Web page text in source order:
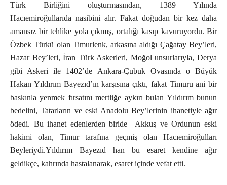
Türk Birliğini oluşturmasından, 1389 Yılında
Hacıemiroğullarıda nasibini alır. Fakat doğudan bir kez daha
amansız bir tehlike yola çıkmış, ortalığı kasıp kavuruyordu. Bir
Özbek Türkü olan Timurlenk, arkasına aldığı Çağatay Bey’leri,
Hazar Bey’leri, İran Türk Askerleri, Moğol unsurlarıyla, Derya
gibi Askeri ile 1402’de Ankara-Çubuk Ovasında o Büyük
Hakan Yıldırım Bayezıd’ın karşısına çıktı, fakat Timuru ani bir
baskınla yenmek fırsatını mertliğe aykırı bulan Yıldırım bunun
bedelini, Tatarların ve eski Anadolu Bey’lerinin ihanetiyle ağır
ödedi. Bu ihanet edenlerden biride Akkuş ve Ordunun eski
hakimi olan, Timur tarafına geçmiş olan Hacıemiroğulları
Beyleriydi.Yıldırım Bayezıd han bu esaret kendine ağır
geldikçe, kahrında hastalanarak, esaret içinde vefat etti.